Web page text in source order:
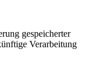
gespeicherter
Verarbeitung